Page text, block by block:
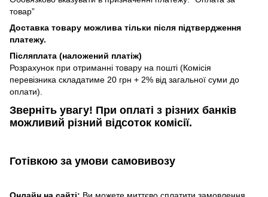
товар”
Доставка товару можлива тільки після підтвердження
платежу.
Післяплата (наложений платіж)
Розрахунок при отриманні товару на пошті (Комісія
перевізника складатиме 20 грн + 2% від загальної суми до
оплати).
Зверніть увагу!​ При оплаті з різних банків
можливий різний відсоток комісії.
Готівкою за умови самовивозу
Онлайн на сайті: Ви можете миттєво сплатити замовлення